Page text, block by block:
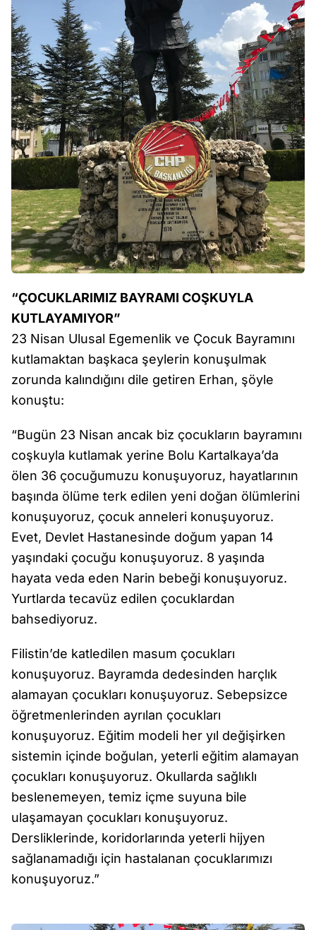
“ÇOCUKLARIMIZ BAYRAMI COŞKUYLA
KUTLAYAMIYOR”
23 Nisan Ulusal Egemenlik ve Çocuk Bayramını
kutlamaktan başkaca şeylerin konuşulmak
zorunda kalındığını dile getiren Erhan, şöyle
konuştu:
“Bugün 23 Nisan ancak biz çocukların bayramını
coşkuyla kutlamak yerine Bolu Kartalkaya’da
ölen 36 çocuğumuzu konuşuyoruz, hayatlarının
başında ölüme terk edilen yeni doğan ölümlerini
konuşuyoruz, çocuk anneleri konuşuyoruz.
Evet, Devlet Hastanesinde doğum yapan 14
yaşındaki çocuğu konuşuyoruz. 8 yaşında
hayata veda eden Narin bebeği konuşuyoruz.
Yurtlarda tecavüz edilen çocuklardan
bahsediyoruz.
Filistin’de katledilen masum çocukları
konuşuyoruz. Bayramda dedesinden harçlık
alamayan çocukları konuşuyoruz. Sebepsizce
öğretmenlerinden ayrılan çocukları
konuşuyoruz. Eğitim modeli her yıl değişirken
sistemin içinde boğulan, yeterli eğitim alamayan
çocukları konuşuyoruz. Okullarda sağlıklı
beslenemeyen, temiz içme suyuna bile
ulaşamayan çocukları konuşuyoruz.
Dersliklerinde, koridorlarında yeterli hijyen
sağlanamadığı için hastalanan çocuklarımızı
konuşuyoruz.”